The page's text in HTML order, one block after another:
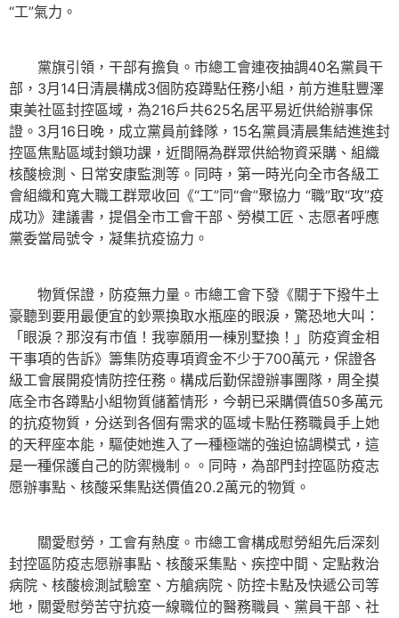
“工”氣力。
黨旗引領，干部有擔負。市總工會連夜抽調40名黨員干
部，3月14日清晨構成3個防疫蹲點任務小組，前方進駐豐澤
東美社區封控區域，為216戶共625名居平易近供給辦事保
證。3月16日晚，成立黨員前鋒隊，15名黨員清晨集結進進封
控區焦點區域封鎖功課，近間隔為群眾供給物資采購、組織
核酸檢測、日常安康監測等。同時，第一時光向全市各級工
會組織和寬大職工群眾收回《“工”同“會”聚協力 “職”取“攻”疫
成功》建議書，提倡全市工會干部、勞模工匠、志愿者呼應
黨委當局號令，凝集抗疫協力。
物質保證，防疫無力量。市總工會下發《關于下撥牛土
豪聽到要用最便宜的鈔票換取水瓶座的眼淚，驚恐地大叫：
「眼淚？那沒有市值！我寧願用一棟別墅換！」防疫資金相
干事項的告訴》籌集防疫專項資金不少于700萬元，保證各
級工會展開疫情防控任務。構成后勤保證辦事團隊，周全摸
底全市各蹲點小組物質儲蓄情形，今朝已采購價值50多萬元
的抗疫物質，分送到各個有需求的區域卡點任務職員手上她
的天秤座本能，驅使她進入了一種極端的強迫協調模式，這
是一種保護自己的防禦機制。。同時，為部門封控區防疫志
愿辦事點、核酸采集點送價值20.2萬元的物質。
關愛慰勞，工會有熱度。市總工會構成慰勞組先后深刻
封控區防疫志愿辦事點、核酸采集點、疾控中間、定點救治
病院、核酸檢測試驗室、方艙病院、防控卡點及快遞公司等
地，關愛慰勞苦守抗疫一線職位的醫務職員、黨員干部、社